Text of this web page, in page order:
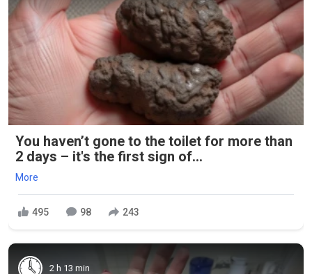
You haven’t gone to the toilet for more than
2 days – it's the first sign of...
More
495 98 243
2 h 13 min